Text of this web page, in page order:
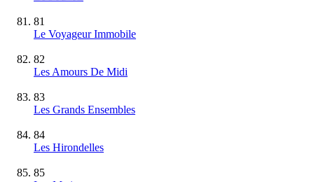
81
Le Voyageur Immobile
82
Les Amours De Midi
83
Les Grands Ensembles
84
Les Hirondelles
85